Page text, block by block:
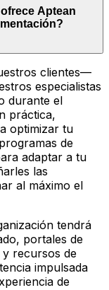
Aptean
clientes—
especialistas
durante el
práctica,
optimizar tu
de
adaptar a tu
las
al máximo el
tendrá
portales de
recursos de
impulsada
de